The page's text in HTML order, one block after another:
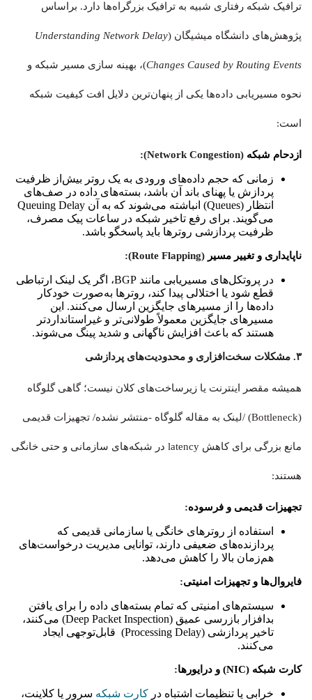
ترافیک شبکه رفتاری شبیه به ترافیک بزرگراه‌ها دارد. براساس
پژوهش‌های دانشگاه میشیگان (Understanding Network Delay
Changes Caused by Routing Events)، بهینه سازی مسیر شبکه و
نحوه مسیریابی داده‌ها یکی از پنهان‌ترین دلایل افت کیفیت شبکه
است:
ازدحام شبکه (Network Congestion):
زمانی که حجم داده‌های ورودی به یک روتر بیش‌از ظرفیت
پردازش یا پهنای باند آن باشد، بسته‌های داده در صف‌های
انتظار (Queues) انباشته می‌شوند که به آن Queuing Delay
می‌گویند. برای رفع تاخیر شبکه در ساعات پیک مصرف،
ظرفیت پردازشی روترها باید پاسخگو باشد.
ناپایداری و تغییر مسیر (Route Flapping):
در پروتکل‌های مسیریابی مانند BGP، اگر یک لینک ارتباطی
قطع شود یا اختلالی پیدا کند، روترها به‌صورت خودکار
داده‌ها را از مسیرهای جایگزین ارسال می‌کنند. این
مسیرهای جایگزین معمولاً طولانی‌تر و غیراستانداردتر
هستند که باعث افزایش ناگهانی و شدید پینگ می‌شوند.
۳. مشکلات سخت‌افزاری و محدودیت‌های پردازشی
همیشه مقصر اینترنت یا زیرساخت‌های کلان نیست؛ گاهی گلوگاه
(Bottleneck) /لینک به مقاله گلوگاه -منتش‍ر نشده/ تجهیزات قدیمی
مانع بزرگی برای کاهش latency در شبکه‌های سازمانی و حتی خانگی
هستند:
تجهیزات قدیمی و فرسوده:
استفاده از روترهای خانگی یا سازمانی قدیمی که
پردازنده‌های ضعیفی دارند، توانایی مدیریت درخواست‌های
هم‌زمان بالا را کاهش می‌دهد.
فایروال‌ها و تجهیزات امنیتی:
سیستم‌های امنیتی که تمام بسته‌های داده را برای یافتن
بدافزار بازرسی عمیق (Deep Packet Inspection) می‌کنند،
تاخیر پردازشی (Processing Delay) قابل‌توجهی ایجاد
می‌کنند.
کارت شبکه (NIC) و درایورها :
خرابی یا تنظیمات اشتباه در کارت شبکه سرور یا کلاینت،